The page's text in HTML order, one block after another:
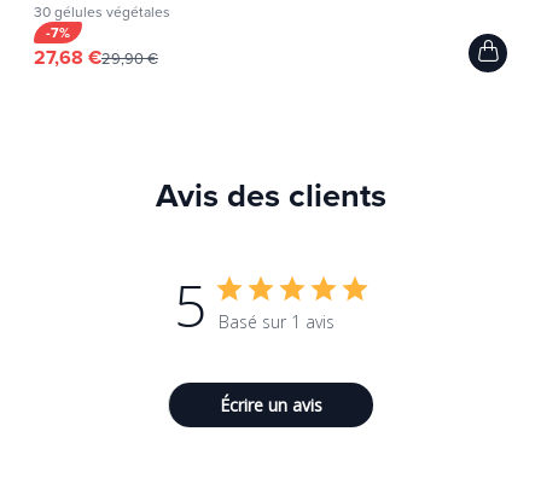
30 gélules végétales
-7%
27,68 €29,90 €
Avis des clients
5 Basé sur 1 avis
Écrire un avis